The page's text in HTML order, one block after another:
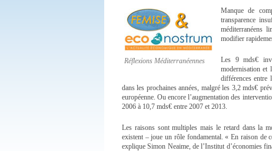
Réflexions Méditerranéennes
Manque de
transparence
méditerranéens
modifier
Les 9 mds€
modernisation et
différences entre
dans les prochaines années, malgré les 3,2 mds€
européenne. Ou encore l’augmentation des
2006 à 10,7 mds€ entre 2007 et 2013.
Les raisons sont multiples mais le retard dans la
existent – joue un rôle fondamental. « En raison de
explique Simon Neaime, de l’Institut d’économies